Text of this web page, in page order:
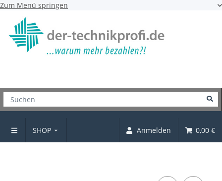
Zum Menü springen
SHOP Anmelden 0,00 €
Möbelgriff